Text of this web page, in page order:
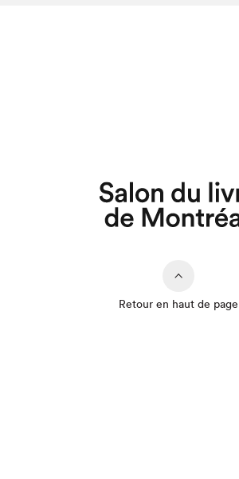
Retour en haut de page